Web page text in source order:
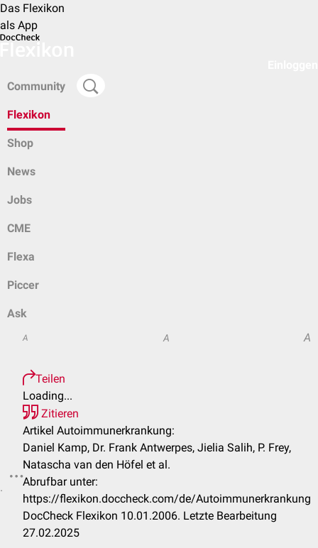
Das Flexikon
als App
Community
Flexikon
Shop
News
Jobs
CME
Flexa
Piccer
Ask
A A A
Teilen
Loading...
Zitieren
Artikel Autoimmunerkrankung:
Daniel Kamp, Dr. Frank Antwerpes, Jielia Salih, P. Frey,
Natascha van den Höfel et al.
Abrufbar unter:
https://flexikon.doccheck.com/de/Autoimmunerkrankung
DocCheck Flexikon 10.01.2006. Letzte Bearbeitung
27.02.2025